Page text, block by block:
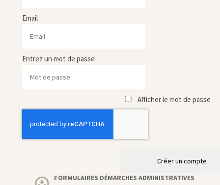
Email
Entrez un mot de passe
Afficher le mot de passe
Créer un compte
FORMULAIRES DÉMARCHES ADMINISTRATIVES